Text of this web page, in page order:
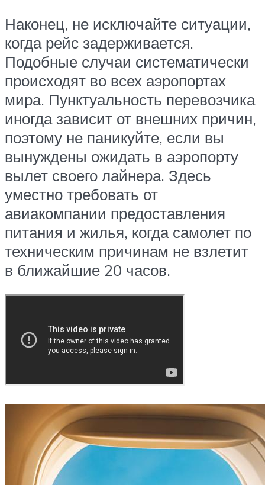
Наконец, не исключайте ситуации,
когда рейс задерживается.
Подобные случаи систематически
происходят во всех аэропортах
мира. Пунктуальность перевозчика
иногда зависит от внешних причин,
поэтому не паникуйте, если вы
вынуждены ожидать в аэропорту
вылет своего лайнера. Здесь
уместно требовать от
авиакомпании предоставления
питания и жилья, когда самолет по
техническим причинам не взлетит
в ближайшие 20 часов.